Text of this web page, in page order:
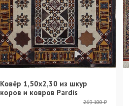
Ковёр 1,50х2,30 из шкур
коров и ковров Pardis
269 100 ₽